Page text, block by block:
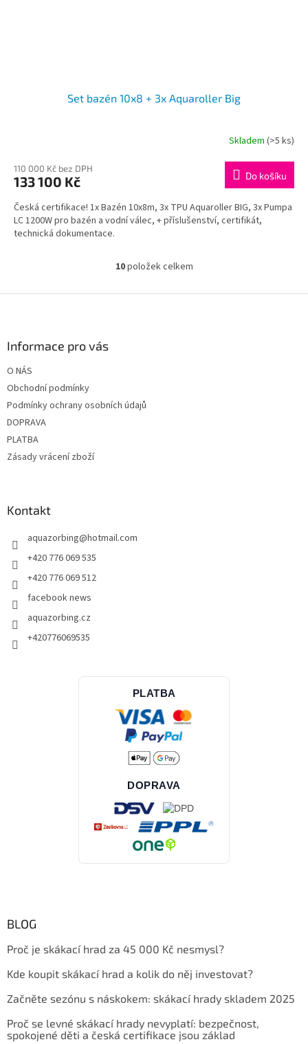
Set bazén 10x8 + 3x Aquaroller Big
Skladem (>5 ks)
110 000 Kč bez DPH
133 100 Kč Do košíku
Česká certifikace! 1x Bazén 10x8m, 3x TPU Aquaroller BIG, 3x Pumpa
LC 1200W pro bazén a vodní válec, + příslušenství, certifikát,
technická dokumentace.
O
l
10položek celkem
Informace pro vás
O NÁS
Obchodní podmínky
Podmínky ochrany osobních údajů
DOPRAVA
PLATBA
Zásady vrácení zboží
Kontakt
aquazorbing@hotmail.com
+420 776 069 535
+420 776 069 512
facebook news
aquazorbing.cz
+420776069535
PLATBA
DOPRAVA
BLOG
Proč je skákací hrad za 45 000 Kč nesmysl?
Kde koupit skákací hrad a kolik do něj investovat?
Začněte sezónu s náskokem: skákací hrady skladem 2025
Proč se levné skákací hrady nevyplatí: bezpečnost,
spokojené děti a česká certifikace jsou základ